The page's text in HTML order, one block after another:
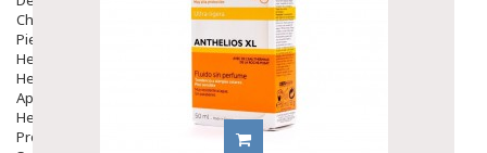
Chicles
Piel
Herpes Y Hongos
Heridas Y úlceras
Aparato Genital
Hemorroides
Protectores Y Emolientes